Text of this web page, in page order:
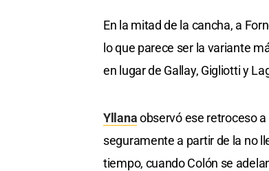
En la mitad de la cancha, a
lo que parece ser la variante
en lugar de Gallay, Gigliotti y
Yllanaobservó ese retroceso
seguramente a partir de la no
tiempo, cuando Colón se